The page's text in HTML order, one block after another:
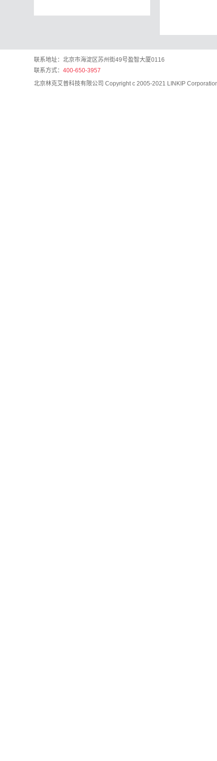
联系地址：北京市海淀区苏州街49号盈智大厦0116
联系方式： 400-650-3957
北京林克艾普科技有限公司 Copyright c 2005-2021 LINKIP